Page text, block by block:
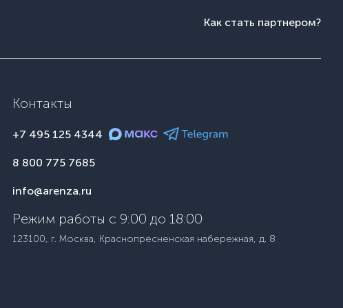
Как стать партнером?
Контакты
+7 495 125 4344
8 800 775 7685
info@arenza.ru
Режим работы с 9:00 до 18:00
123100, г. Москва, Краснопресненская набережная, д. 8